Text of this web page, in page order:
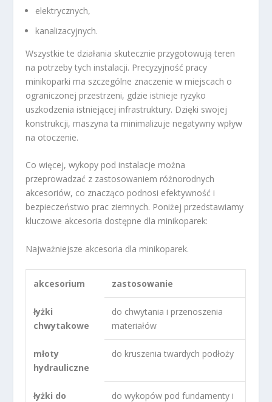
elektrycznych,
kanalizacyjnych.
Wszystkie te działania skutecznie przygotowują teren
na potrzeby tych instalacji. Precyzyjność pracy
minikoparki ma szczególne znaczenie w miejscach o
ograniczonej przestrzeni, gdzie istnieje ryzyko
uszkodzenia istniejącej infrastruktury. Dzięki swojej
konstrukcji, maszyna ta minimalizuje negatywny wpływ
na otoczenie.
Co więcej, wykopy pod instalacje można
przeprowadzać z zastosowaniem różnorodnych
akcesoriów, co znacząco podnosi efektywność i
bezpieczeństwo prac ziemnych. Poniżej przedstawiamy
kluczowe akcesoria dostępne dla minikoparek:
Najważniejsze akcesoria dla minikoparek.
akcesorium zastosowanie
łyżki
chwytakowe
do chwytania i przenoszenia
materiałów
młoty
hydrauliczne
do kruszenia twardych podłoży
łyżki do do wykopów pod fundamenty i